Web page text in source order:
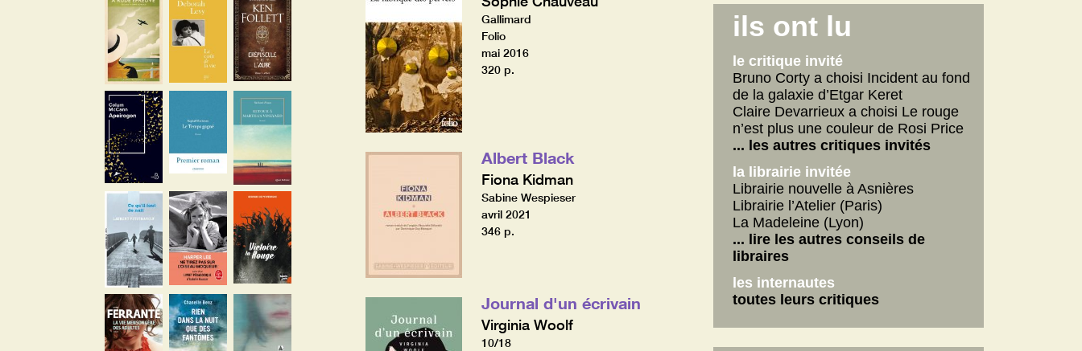
Gallimard
Folio
mai 2016
320 p.
Albert Black
Fiona Kidman
Sabine Wespieser
avril 2021
346 p.
Journal d'un écrivain
Virginia Woolf
10/18
Connemara
La fabrique des pervers
Journal d'un écrivain
... lire les autres
on n'aurait pas dû
Vie de Gérard Fulmard
La tempête qui vient
Stupor Mundi
... lire les autres
internautes
Yoga
Betty
les autres critiques des internautes
ils ont lu
le critique invité
Bruno Corty a choisi Incident au fond
de la galaxie d’Etgar Keret
Claire Devarrieux a choisi Le rouge
n’est plus une couleur de Rosi Price
... les autres critiques invités
la librairie invitée
Librairie nouvelle à Asnières
Librairie l’Atelier (Paris)
La Madeleine (Lyon)
... lire les autres conseils de
libraires
les internautes
toutes leurs critiques